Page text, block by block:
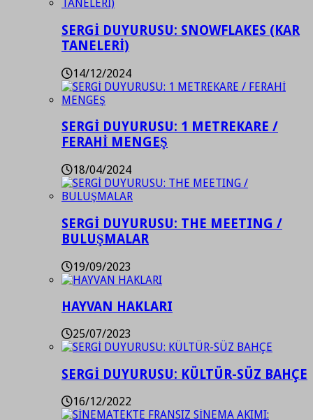
SERGİ DUYURUSU: SNOWFLAKES (KAR
TANELERİ)
14/12/2024
SERGİ DUYURUSU: 1 METREKARE /
FERAHİ MENGEŞ
18/04/2024
SERGİ DUYURUSU: THE MEETING /
BULUŞMALAR
19/09/2023
HAYVAN HAKLARI
25/07/2023
SERGİ DUYURUSU: KÜLTÜR-SÜZ BAHÇE
16/12/2022